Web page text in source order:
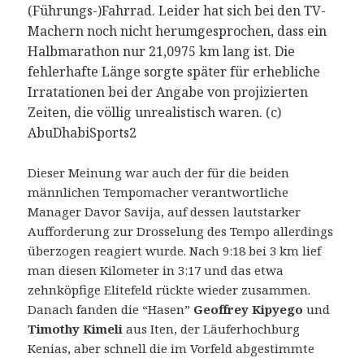
(Führungs-)Fahrrad. Leider hat sich bei den TV-
Machern noch nicht herumgesprochen, dass ein
Halbmarathon nur 21,0975 km lang ist. Die
fehlerhafte Länge sorgte später für erhebliche
Irratationen bei der Angabe von projizierten
Zeiten, die völlig unrealistisch waren. (c)
AbuDhabiSports2
Dieser Meinung war auch der für die beiden
männlichen Tempomacher verantwortliche
Manager Davor Savija, auf dessen lautstarker
Aufforderung zur Drosselung des Tempo allerdings
überzogen reagiert wurde. Nach 9:18 bei 3 km lief
man diesen Kilometer in 3:17 und das etwa
zehnköpfige Elitefeld rückte wieder zusammen.
Danach fanden die “Hasen” Geoffrey Kipyego und
Timothy Kimeli aus Iten, der Läuferhochburg
Kenias, aber schnell die im Vorfeld abgestimmte